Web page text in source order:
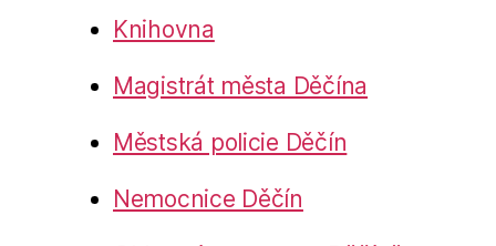
Knihovna
Magistrát města Děčína
Městská policie Děčín
Nemocnice Děčín